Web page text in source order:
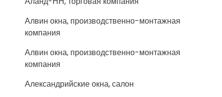
Алвин окна, производственно-монтажная
компания
Алвин окна, производственно-монтажная
компания
Александрийские окна, салон